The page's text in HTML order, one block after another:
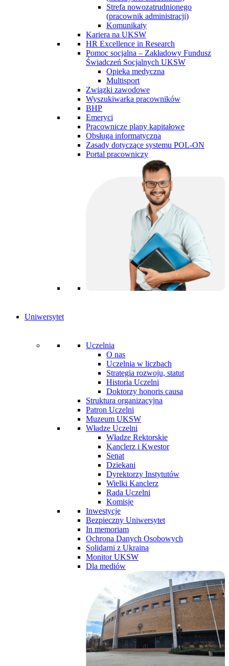
Strefa nowozatrudnionego
(pracownik administracji)
Komunikaty
Kariera na UKSW
HR Excellence in Research
Pomoc socjalna – Zakładowy Fundusz
Świadczeń Socjalnych UKSW
Opieka medyczna
Multisport
Związki zawodowe
Wyszukiwarka pracowników
BHP
Emeryci
Pracownicze plany kapitałowe
Obsługa informatyczna
Zasady dotyczące systemu POL-ON
Portal pracowniczy
Uniwersytet
Uczelnia
O nas
Uczelnia w liczbach
Strategia rozwoju, statut
Historia Uczelni
Doktorzy honoris causa
Struktura organizacyjna
Patron Uczelni
Muzeum UKSW
Władze Uczelni
Władze Rektorskie
Kanclerz i Kwestor
Senat
Dziekani
Dyrektorzy Instytutów
Wielki Kanclerz
Rada Uczelni
Komisje
Inwestycje
Bezpieczny Uniwersytet
In memoriam
Ochrona Danych Osobowych
Solidarni z Ukrainą
Monitor UKSW
Dla mediów